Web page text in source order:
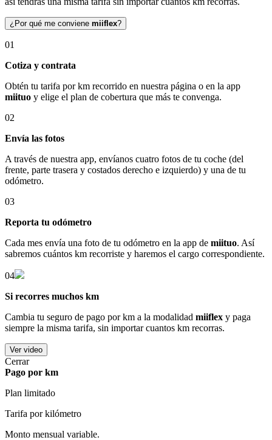
¿Por qué me conviene miiflex?
01
Cotiza y contrata
Obtén tu tarifa por km recorrido en nuestra página o en la app
miituo y elige el plan de cobertura que más te convenga.
02
Envía las fotos
A través de nuestra app, envíanos cuatro fotos de tu coche (del
frente, parte trasera y costados derecho e izquierdo) y una de tu
odómetro.
03
Reporta tu odómetro
Cada mes envía una foto de tu odómetro en la app de miituo. Así
sabremos cuántos km recorriste y haremos el cargo correspondiente.
04
Si recorres muchos km
Cambia tu seguro de pago por km a la modalidad miiflex y paga
siempre la misma tarifa, sin importar cuantos km recorras.
Ver video
Cerrar
Pago por km
Plan limitado
Tarifa por kilómetro
Monto mensual variable.